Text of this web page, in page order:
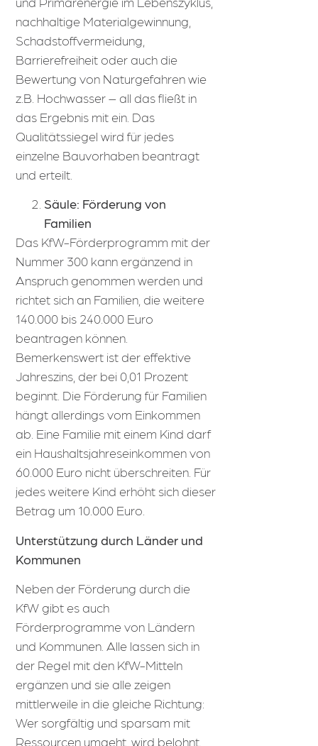
nachhaltige Materialgewinnung,
Schadstoffvermeidung,
Barrierefreiheit oder auch die
Bewertung von Naturgefahren wie
z.B. Hochwasser – all das fließt in
das Ergebnis mit ein. Das
Qualitätssiegel wird für jedes
einzelne Bauvorhaben beantragt
und erteilt.
Säule: Förderung von
Familien
Das KfW-Förderprogramm mit der
Nummer 300 kann ergänzend in
Anspruch genommen werden und
richtet sich an Familien, die weitere
140.000 bis 240.000 Euro
beantragen können.
Bemerkenswert ist der effektive
Jahreszins, der bei 0,01 Prozent
beginnt. Die Förderung für Familien
hängt allerdings vom Einkommen
ab. Eine Familie mit einem Kind darf
ein Haushaltsjahreseinkommen von
60.000 Euro nicht überschreiten. Für
jedes weitere Kind erhöht sich dieser
Betrag um 10.000 Euro.
Unterstützung durch Länder und
Kommunen
Neben der Förderung durch die
KfW gibt es auch
Förderprogramme von Ländern
und Kommunen. Alle lassen sich in
der Regel mit den KfW-Mitteln
ergänzen und sie alle zeigen
mittlerweile in die gleiche Richtung:
Wer sorgfältig und sparsam mit
Ressourcen umgeht, wird belohnt.